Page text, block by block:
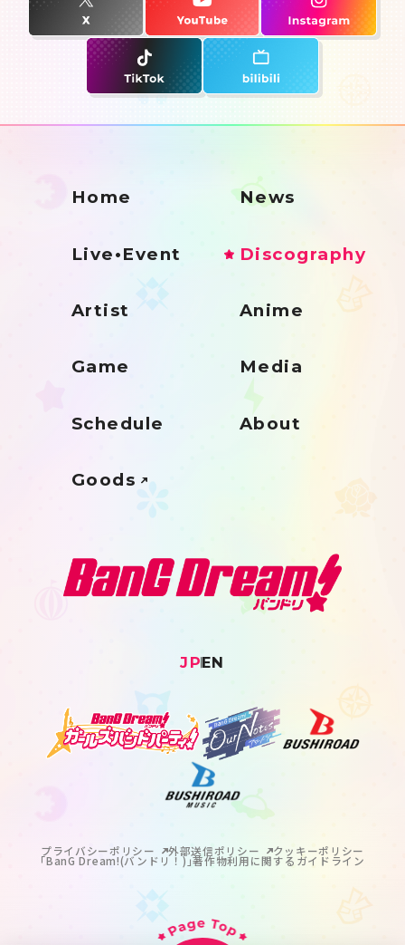
Home News
Live•Event Discography
Artist Anime
Game Media
Schedule About
Goods
JPEN
プライバシーポリシー 外部送信ポリシー クッキーポリシー
｢BanG Dream!(バンドリ！)｣著作物利用に関するガイドライン